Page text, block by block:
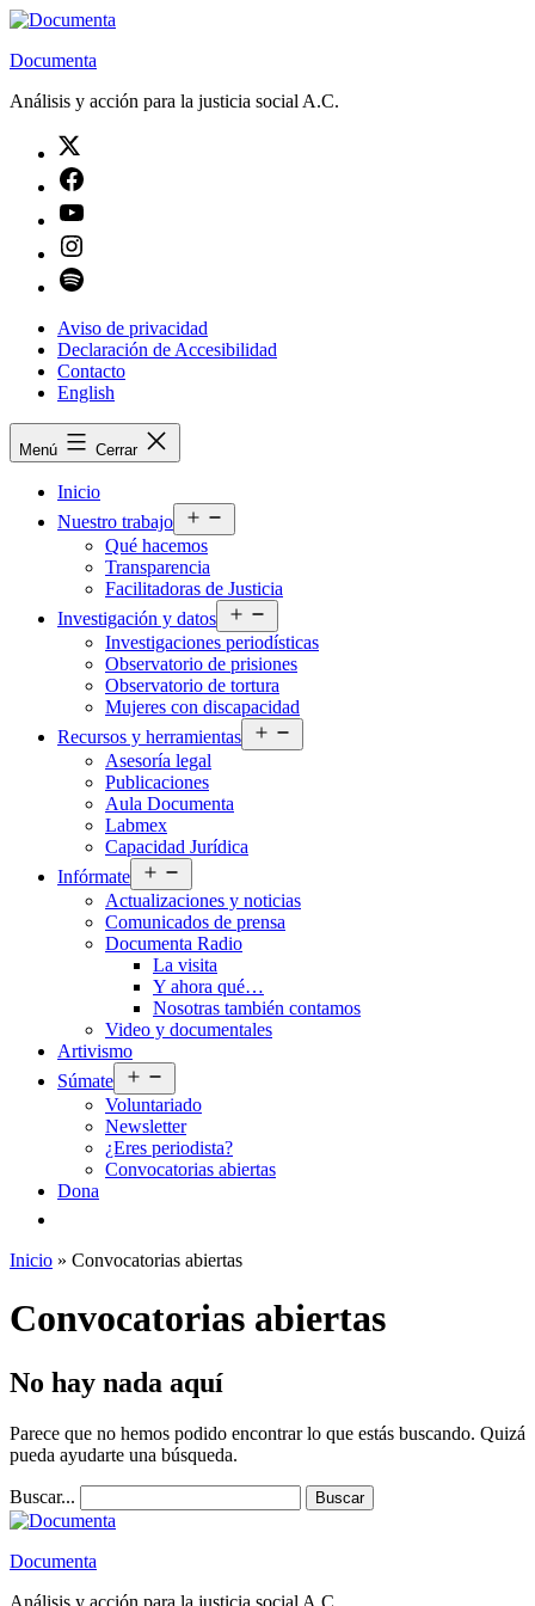
Saltar
contenido
Documenta
Análisis y acción para la justicia social A.C.
Aviso de privacidad
Declaración de Accesibilidad
Contacto
English
Menú Cerrar
Inicio
Nuestro trabajo
el
Qué hacemos
Transparencia
Facilitadoras de Justicia
Investigación y datos
el
menú
Investigaciones periodísticas
Observatorio de prisiones
Observatorio de tortura
Mujeres con discapacidad
Recursos y herramientas
el
Asesoría legal
Publicaciones
Aula Documenta
Labmex
Capacidad Jurídica
Infórmate
el
menú
Actualizaciones y noticias
Comunicados de prensa
Documenta Radio
La visita
Y ahora qué…
Nosotras también contamos
Video y documentales
Artivismo
Súmate
el
menú
Voluntariado
Newsletter
¿Eres periodista?
Convocatorias abiertas
Dona
Inicio » Convocatorias abiertas
Convocatorias abiertas
No hay nada aquí
Parece que no hemos podido encontrar lo que estás buscando. Quizá
pueda ayudarte una búsqueda.
Buscar...
Documenta
Análisis y acción para la justicia social A.C.